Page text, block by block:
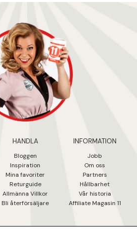
HANDLA
Bloggen
Inspiration
Mina favoriter
Returguide
Allmänna Villkor
Bli återförsäljare
INFORMATION
Jobb
Om oss
Partners
Hållbarhet
Vår historia
Affiliate Magasin 11